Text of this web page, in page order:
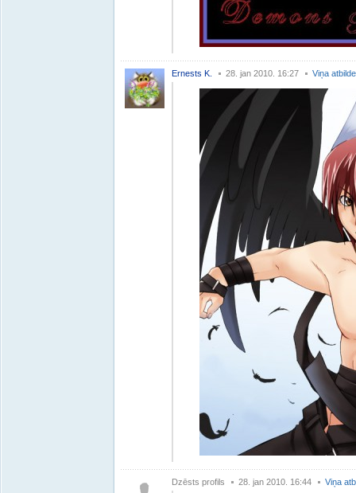
Ernests K. 28. jan 2010. 16:27 Viņa
Dzēsts profils 28. jan 2010. 16:44 Viņa